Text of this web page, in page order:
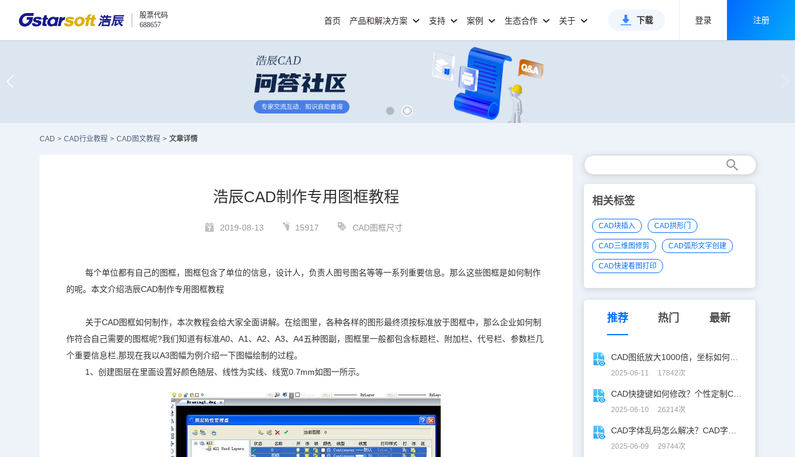
股票代码
688657
首页 产品和解决方案 支持 案例 生态合作 关于 下载 登录 注册
CAD > CAD行业教程 > CAD图文教程 > 文章详情
浩辰CAD制作专用图框教程
2019-08-13 15917 CAD图框尺寸
每个单位都有自己的图框，图框包含了单位的信息，设计人，负责人图号图名等等一系列重要信息。那么这些图框是如何制作
的呢。本文介绍浩辰CAD制作专用图框教程
关于CAD图框如何制作，本次教程会给大家全面讲解。在绘图里，各种各样的图形最终须按标准放于图框中，那么企业如何制
作符合自己需要的图框呢?我们知道有标准A0、A1、A2、A3、A4五种图副，图框里一般都包含标题栏、附加栏、代号栏、参数栏几
个重要信息栏,那现在我以A3图幅为例介绍一下图幅绘制的过程。
1、创建图层在里面设置好颜色随层、线性为实线、线宽0.7mm如图一所示。
相关标签
CAD块插入 CAD拱形门
CAD三维图修剪 CAD弧形文字创建
CAD快速看图打印
推荐 热门 最新
2025-06-11 17842次
2025-06-10 26214次
2025-06-09 29744次